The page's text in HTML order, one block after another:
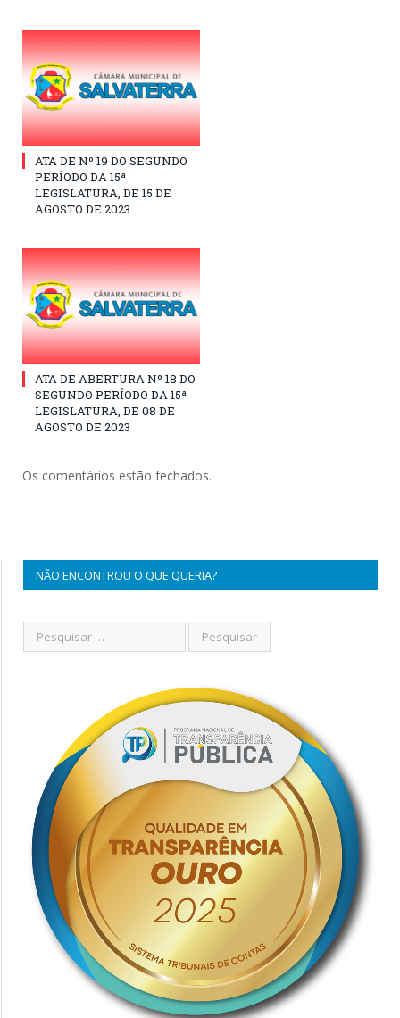
ATA DE Nº 19 DO SEGUNDO
PERÍODO DA 15ª
LEGISLATURA, DE 15 DE
AGOSTO DE 2023
ATA DE ABERTURA Nº 18 DO
SEGUNDO PERÍODO DA 15ª
LEGISLATURA, DE 08 DE
AGOSTO DE 2023
Os comentários estão fechados.
NÃO ENCONTROU O QUE QUERIA?